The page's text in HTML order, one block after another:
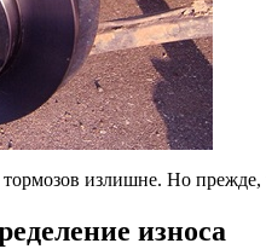
излишне. Но прежде,
износа